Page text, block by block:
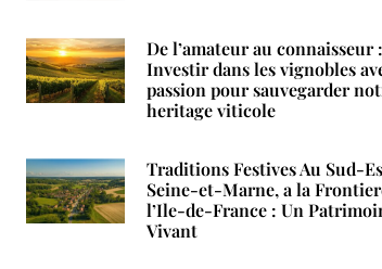
De l’amateur au connaisseur :
Investir dans les vignobles
passion pour sauvegarder
heritage viticole
Traditions Festives Au Sud-
Seine-et-Marne, a la
l’Ile-de-France : Un
Vivant